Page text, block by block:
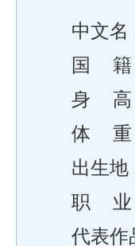
中文名
国 籍
身 高：
体 重
出生地
职 业
代表作品